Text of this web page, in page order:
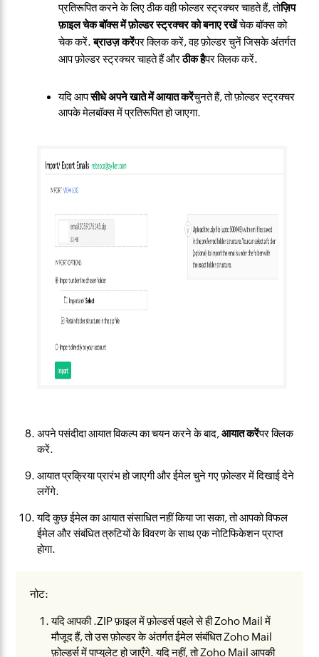
प्रतिरूपित करने के लिए ठीक वही फोल्डर स्ट्रक्चर चाहते हैं, तोज़िप
फ़ाइल चेक बॉक्स में फ़ोल्डर स्ट्रक्चर को बनाए रखेंचेक बॉक्स को
चेक करें.ब्राउज़ करेंपर क्लिक करें, वह फ़ोल्डर चुनें जिसके अंतर्गत
आप फ़ोल्डर स्ट्रक्चर चाहते हैं औरठीक हैपर क्लिक करें.
यदि आपसीधे अपने खाते में आयात करेंचुनते हैं, तो फ़ोल्डर स्ट्रक्चर
आपके मेलबॉक्स में प्रतिरूपित हो जाएगा.
अपने पसंदीदा आयात विकल्प का चयन करने के बाद,आयात करेंपर क्लिक
करें.
आयात प्रक्रिया प्रारंभ हो जाएगी और ईमेल चुने गए फ़ोल्डर में दिखाई देने
लगेंगे.
यदि कुछ ईमेल का आयात संसाधित नहीं किया जा सका, तो आपको विफल
ईमेल और संबंधित त्रुटियों के विवरण के साथ एक नोटिफिकेशन प्राप्त
होगा.
नोट:
यदि आपकी .ZIP फ़ाइल में फ़ोल्डर्स पहले से ही Zoho Mail में
मौजूद हैं, तो उस फ़ोल्डर के अंतर्गत ईमेल संबंधित Zoho Mail
फ़ोल्डर्स में पाप्युलेट हो जाएँगे. यदि नहीं, तो Zoho Mail आपकी